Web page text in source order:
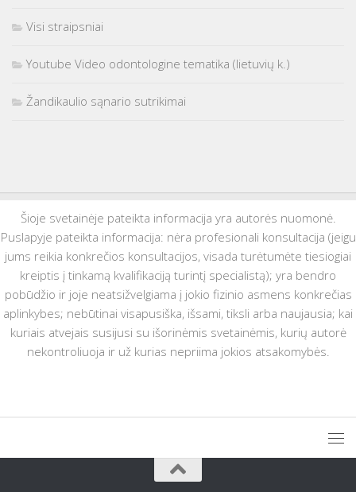
Visi straipsniai
Youtube Video odontologine tematika (lietuvių k.)
Žandikaulio sąnario sutrikimai
Šioje svetainėje pateikta informacija yra autorės nuomonė.
Puslapyje pateikta informacija: nėra profesionali konsultacija (jeigu
jums reikia konkrečios konsultacijos, visada turėtumėte tiesiogiai
kreiptis į tinkamą kvalifikaciją turintį specialistą); yra bendro
pobūdžio ir joje neatsižvelgiama į jokio fizinio asmens konkrečias
aplinkybes; nebūtinai visapusiška, išsami, tiksli arba naujausia; kai
kuriais atvejais susijusi su išorinėmis svetainėmis, kurių autorė
nekontroliuoja ir už kurias nepriima jokios atsakomybės.